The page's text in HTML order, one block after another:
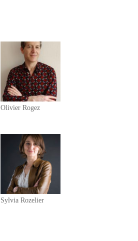
Olivier Rogez
Sylvia Rozelier